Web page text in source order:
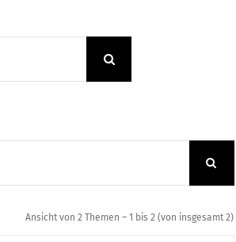
Ansicht von 2 Themen – 1 bis 2 (von insgesamt 2)